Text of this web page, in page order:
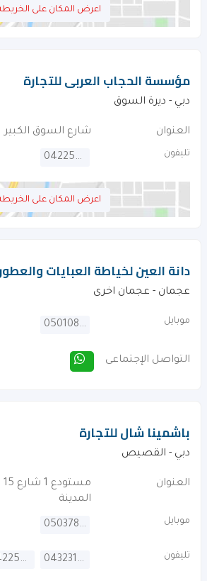
اعرض المكان على
مؤسسة الحجاب العربى للتجارة
دبي - ديرة السوق
العنوان شارع السوق الكبير
تليفون 042250120
اعرض المكان على
دانة العين لخياطة العبايات
عجمان - عجمان اخرى
موبايل 0501083111
التواصل الإجتماعى
باشمينا شال للتجارة
دبي - القصيص
العنوان
المدينة
موبايل 0503781881
تليفون 043231725
042253347